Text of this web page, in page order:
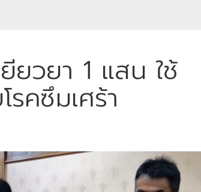
ยวยา 1 แสน ใช้
คซึมเศร้า